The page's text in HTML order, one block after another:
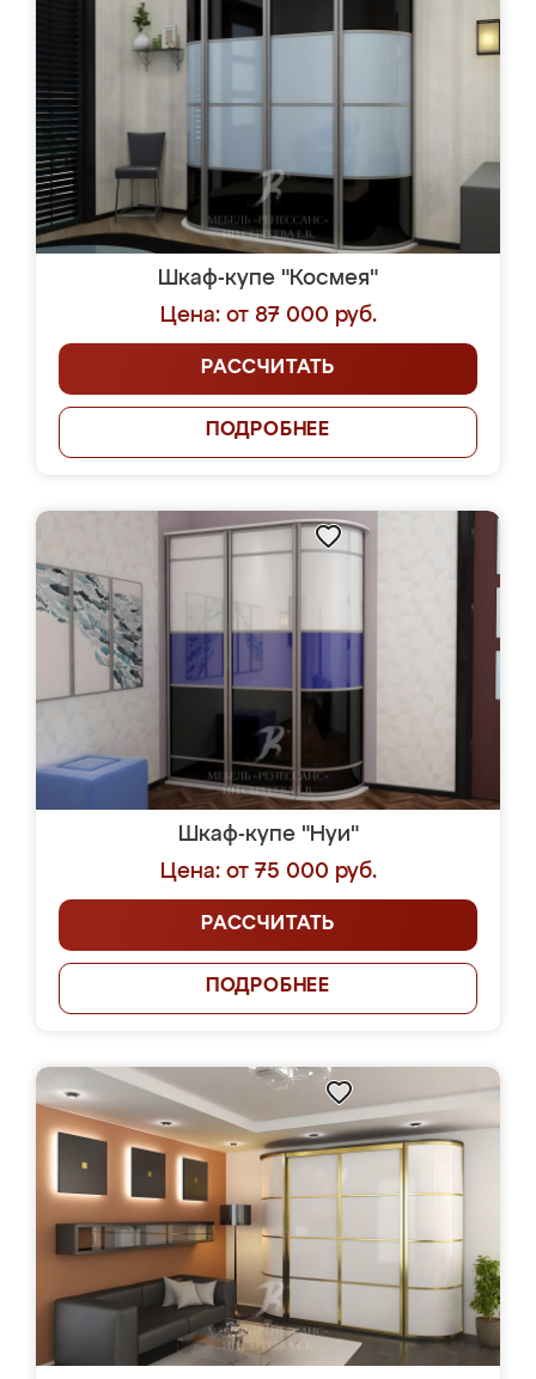
Шкаф-купе "Космея"
Цена: от 87 000 руб.
РАССЧИТАТЬ
ПОДРОБНЕЕ
Шкаф-купе "Нуи"
Цена: от 75 000 руб.
РАССЧИТАТЬ
ПОДРОБНЕЕ